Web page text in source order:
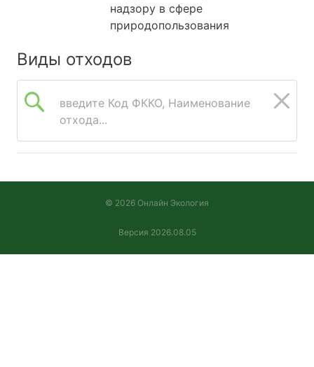
надзору в сфере
природопользования
Виды отходов
введите Код ФККО, Наименование
отхода...
© 2026 Онлайн Экология
Версия 2026.08.05